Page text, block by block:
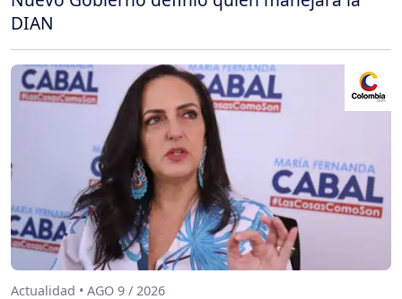
DIAN
Actualidad • AGO 9 / 2026